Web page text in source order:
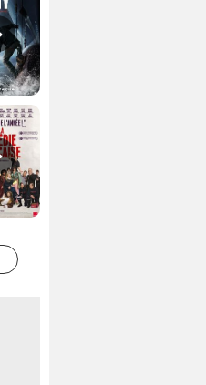
De la Comédie-Française Teaser VF